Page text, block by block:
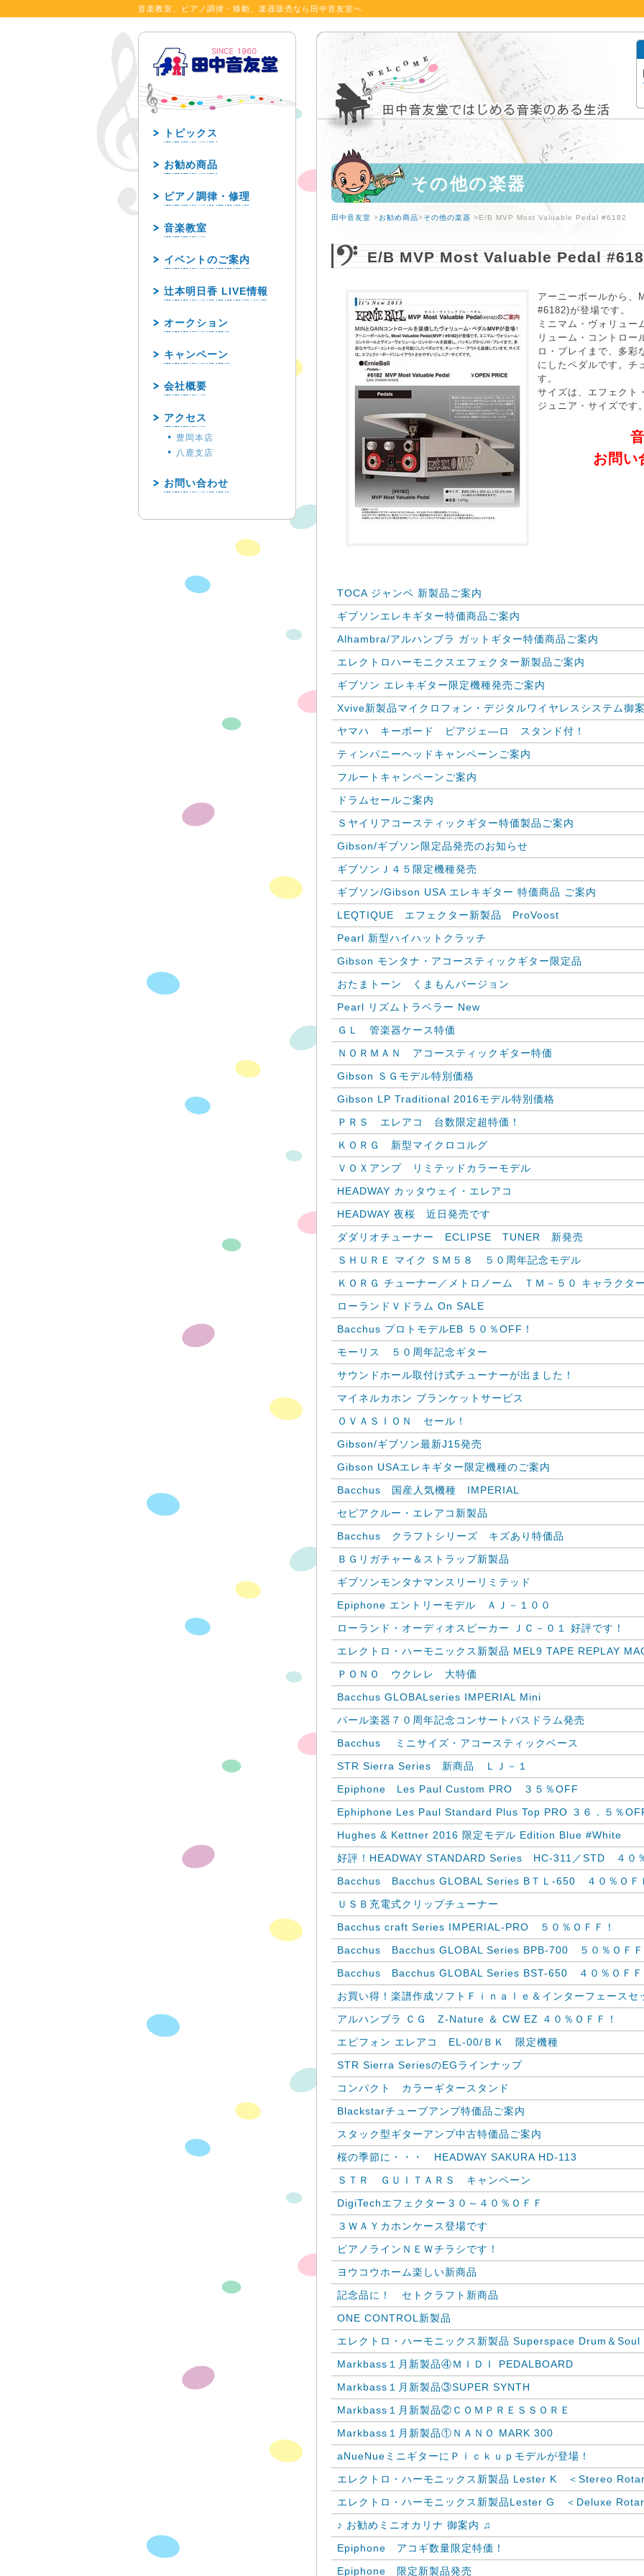
音楽教室、ピアノ調律・移動、楽器販売なら田中音友堂へ
その他の楽器
田中音友堂 >お勧め商品>その他の楽器 >E/B MVP Most Valuable Pedal #6182
E/B MVP Most Valuable Pedal
アーニーボールから
#6182)が登場です。
ミニマム・ヴォリュー
リューム・コントロー
ロ・プレイまで、多彩
にしたペダルです。チ
す。
サイズは、エフェクト
ジュニア・サイズです
お問い
TOCA ジャンベ 新製品ご案内
ギブソンエレキギター特価商品ご案内
Alhambra/アルハンブラ ガットギター特価商品ご案内
エレクトロハーモニクスエフェクター新製品ご案内
ギブソン エレキギター限定機種発売ご案内
Xvive新製品マイクロフォン・デジタルワイヤレスシステム御
ヤマハ キーボード ピアジェ―ロ スタンド付！
ティンパニーヘッドキャンペーンご案内
フルートキャンペーンご案内
ドラムセールご案内
Ｓヤイリアコースティックギター特価製品ご案内
Gibson/ギブソン限定品発売のお知らせ
ギブソンＪ４５限定機種発売
ギブソン/Gibson USA エレキギター 特価商品 ご案内
LEQTIQUE エフェクター新製品 ProVoost
Pearl 新型ハイハットクラッチ
Gibson モンタナ・アコースティックギター限定品
おたまトーン くまもんバージョン
Pearl リズムトラベラー New
ＧＬ 管楽器ケース特価
ＮＯＲＭＡＮ アコースティックギター特価
Gibson ＳＧモデル特別価格
Gibson LP Traditional 2016モデル特別価格
ＰＲＳ エレアコ 台数限定超特価！
ＫＯＲＧ 新型マイクロコルグ
ＶＯＸアンプ リミテッドカラーモデル
HEADWAY カッタウェイ・エレアコ
HEADWAY 夜桜 近日発売です
ダダリオチューナー ECLIPSE TUNER 新発売
ＳＨＵＲＥ マイク ＳＭ５８ ５０周年記念モデル
ＫＯＲＧ チューナー／メトロノーム ＴＭ－５０ キャラクタ
ローランドＶドラム On SALE
Bacchus プロトモデルEB ５０％OFF！
モーリス ５０周年記念ギター
サウンドホール取付け式チューナーが出ました！
マイネルカホン ブランケットサービス
ＯＶＡＳＩＯＮ セール！
Gibson/ギブソン最新J15発売
Gibson USAエレキギター限定機種のご案内
Bacchus 国産人気機種 IMPERIAL
セピアクルー・エレアコ新製品
Bacchus クラフトシリーズ キズあり特価品
ＢＧリガチャー＆ストラップ新製品
ギブソンモンタナマンスリーリミテッド
Epiphone エントリーモデル ＡＪ－１００
ローランド・オーディオスピーカー ＪＣ－０１ 好評です！
エレクトロ・ハーモニックス新製品 MEL9 TAPE REPLAY
ＰＯＮＯ ウクレレ 大特価
Bacchus GLOBALseries IMPERIAL Mini
パール楽器７０周年記念コンサートバスドラム発売
Bacchus ミニサイズ・アコースティックベース
STR Sierra Series 新商品 ＬＪ－１
Epiphone Les Paul Custom PRO ３５％OFF
Ephiphone Les Paul Standard Plus Top PRO ３６．５％
Hughes & Kettner 2016 限定モデル Edition Blue #White
好評！HEADWAY STANDARD Series HC-311／STD ４０
Bacchus Bacchus GLOBAL Series BＴＬ-650 ４０％ＯＦ
ＵＳＢ充電式クリップチューナー
Bacchus craft Series IMPERIAL-PRO ５０％ＯＦＦ！
Bacchus Bacchus GLOBAL Series BPB-700 ５０％ＯＦ
Bacchus Bacchus GLOBAL Series BST-650 ４０％ＯＦ
お買い得！楽譜作成ソフトＦｉｎａｌｅ＆インターフェースセ
アルハンブラ ＣＧ Z-Nature ＆ CW EZ ４０％ＯＦＦ！
エピフォン エレアコ EL-00/ＢＫ 限定機種
STR Sierra SeriesのEGラインナップ
コンパクト カラーギタースタンド
Blackstarチューブアンプ特価品ご案内
スタック型ギターアンプ中古特価品ご案内
桜の季節に・・・ HEADWAY SAKURA HD-113
ＳＴＲ ＧＵＩＴＡＲＳ キャンペーン
DigiTechエフェクター３０～４０％ＯＦＦ
３ＷＡＹカホンケース登場です
ピアノラインＮＥＷチラシです！
ヨウコウホーム楽しい新商品
記念品に！ セトクラフト新商品
ONE CONTROL新製品
エレクトロ・ハーモニックス新製品 Superspace Drum＆Soul
Markbass１月新製品④ＭＩＤＩ PEDALBOARD
Markbass１月新製品③SUPER SYNTH
Markbass１月新製品②ＣＯＭＰＲＥＳＳＯＲＥ
Markbass１月新製品①ＮＡＮＯ MARK 300
aNueNueミニギターにＰｉｃｋｕｐモデルが登場！
エレクトロ・ハーモニックス新製品 Lester K ＜Stereo
エレクトロ・ハーモニックス新製品Lester G ＜Deluxe
♪ お勧めミニオカリナ 御案内 ♫
Epiphone アコギ数量限定特価！
Epiphone 限定新製品発売
トピックス
お勧め商品
ピアノ調律・修理
音楽教室
イベントのご案内
辻本明日香 LIVE情報
オークション
キャンペーン
会社概要
アクセス
豊岡本店
八鹿支店
お問い合わせ